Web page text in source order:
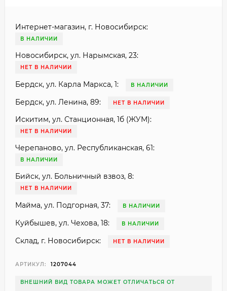
Интернет-магазин, г. Новосибирск:
В НАЛИЧИИ
Новосибирск, ул. Нарымская, 23:
НЕТ В НАЛИЧИИ
Бердск, ул. Карла Маркса, 1: В НАЛИЧИИ
Бердск, ул. Ленина, 89: НЕТ В НАЛИЧИИ
Искитим, ул. Станционная, 1б (ЖУМ):
НЕТ В НАЛИЧИИ
Черепаново, ул. Республиканская, 61:
В НАЛИЧИИ
Бийск, ул. Больничный взвоз, 8:
НЕТ В НАЛИЧИИ
Майма, ул. Подгорная, 37: В НАЛИЧИИ
Куйбышев, ул. Чехова, 18: В НАЛИЧИИ
Склад, г. Новосибирск: НЕТ В НАЛИЧИИ
АРТИКУЛ: 1207044
ВНЕШНИЙ ВИД ТОВАРА МОЖЕТ ОТЛИЧАТЬСЯ ОТ